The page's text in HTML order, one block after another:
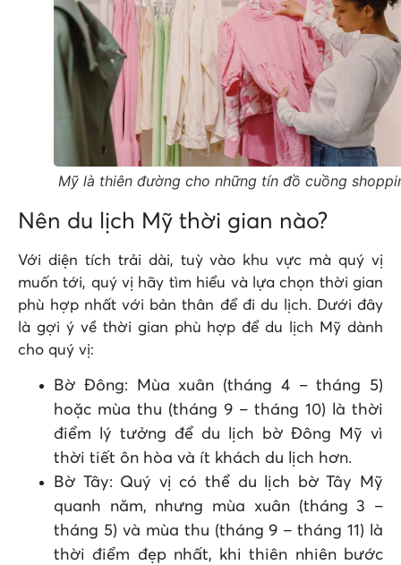
Mỹ là thiên đường cho những tín đồ cuồng
Nên du lịch Mỹ thời gian nào?
Với diện tích trải dài, tuỳ vào khu vực mà quý vị
muốn tới, quý vị hãy tìm hiểu và lựa chọn thời gian
phù hợp nhất với bản thân để đi du lịch. Dưới đây
là gợi ý về thời gian phù hợp để du lịch Mỹ dành
cho quý vị:
Bờ Đông: Mùa xuân (tháng 4 – tháng 5)
hoặc mùa thu (tháng 9 – tháng 10) là thời
điểm lý tưởng để du lịch bờ Đông Mỹ vì
thời tiết ôn hòa và ít khách du lịch hơn.
Bờ Tây: Quý vị có thể du lịch bờ Tây Mỹ
quanh năm, nhưng mùa xuân (tháng 3 –
tháng 5) và mùa thu (tháng 9 – tháng 11) là
thời điểm đẹp nhất, khi thiên nhiên bước